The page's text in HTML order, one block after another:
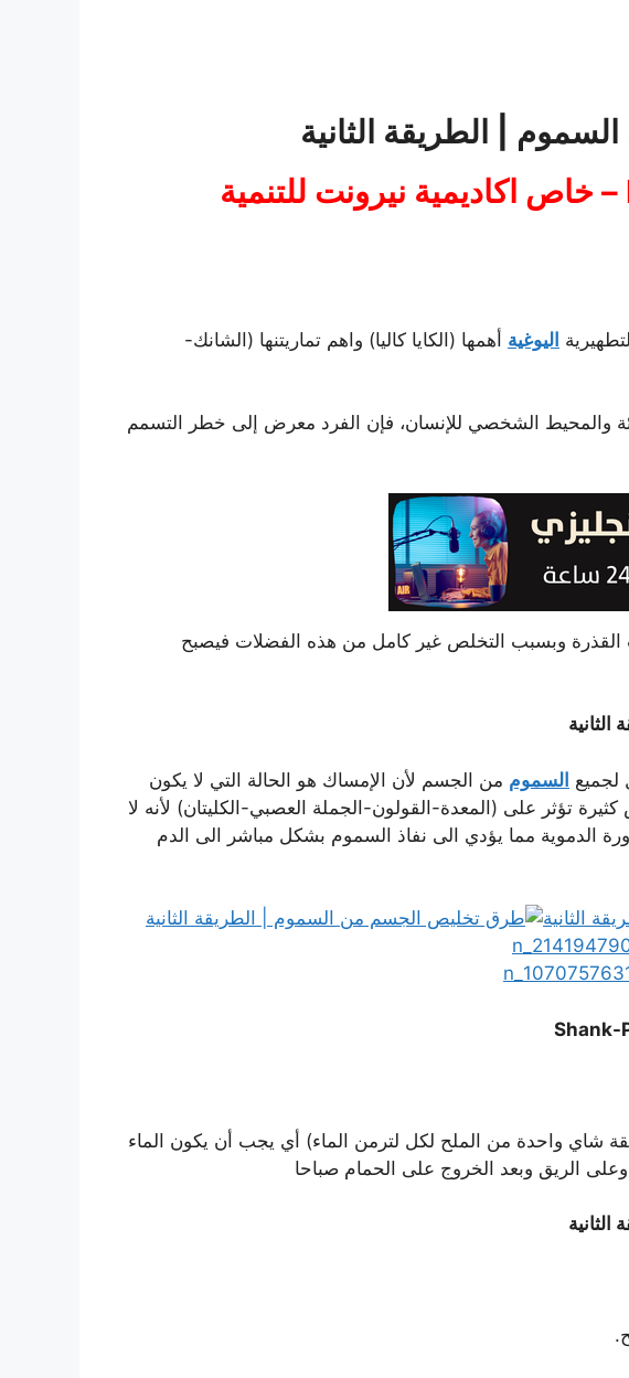
| الطريقة الثانية
المدربة Fatima Kamal – خاص اكاديمية نيرونت للتنمية
اليوغية أهمها (الكايا كاليا) واهم تماريتنها (الشانك-
والمحيط الشخصي للإنسان، فإن الفرد معرض إلى خطر التسمم
القذرة وبسبب التخلص غير كامل من هذه الفضلات فيصبح
لجميع السموم من الجسم لأن الإمساك هو الحالة التي لا يكون
تؤثر على (المعدة-القولون-الجملة العصبي-الكليتان) لأنه لا
الدموية مما يؤدي الى نفاذ السموم بشكل مباشر الى الدم
شاي واحدة من الملح لكل لترمن الماء) أي يجب أن يكون الماء
الريق وبعد الخروج على الحمام صباحا